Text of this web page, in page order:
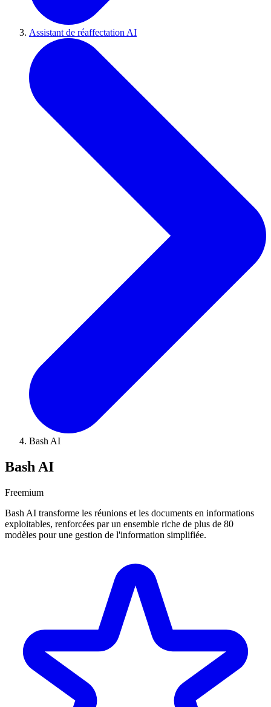
Assistant de réaffectation AI
Bash AI
Bash AI
Freemium
Bash AI transforme les réunions et les documents en informations
exploitables, renforcées par un ensemble riche de plus de 80
modèles pour une gestion de l'information simplifiée.